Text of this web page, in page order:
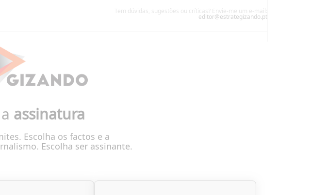
Tem dúvidas, sugestões ou críticas? Envie-me um e-mail:
editor@estrategizando.pt
assinatura
Escolha os factos e a
Escolha ser assinante.